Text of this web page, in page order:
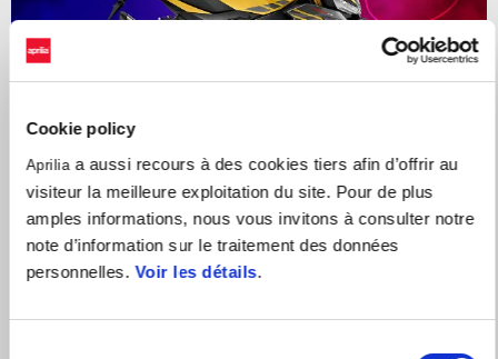
Cookie policy
Aprilia a aussi recours à des cookies tiers afin d’offrir au
visiteur la meilleure exploitation du site. Pour de plus
amples informations, nous vous invitons à consulter notre
note d’information sur le traitement des données
personnelles. Voir les détails.
JUSQU'À 1500€ DE REMISE SUR LA GAMME TUONO V4